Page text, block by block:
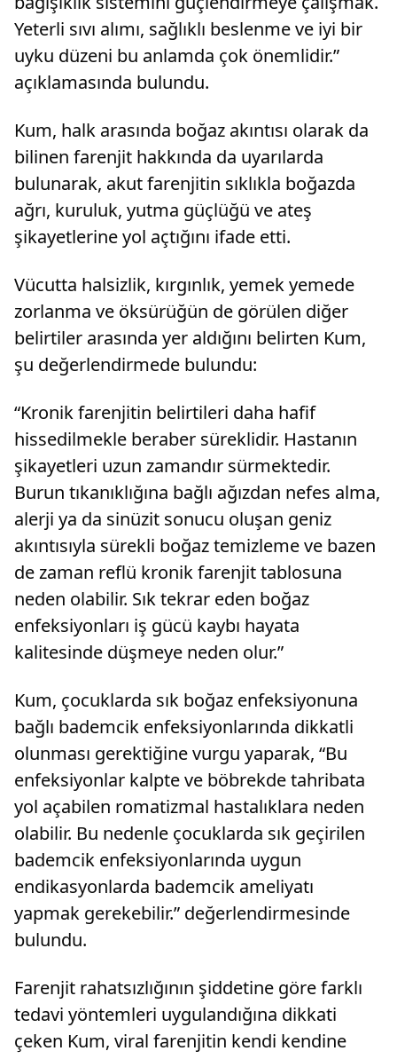
Yeterli sıvı alımı, sağlıklı beslenme ve iyi bir
uyku düzeni bu anlamda çok önemlidir.”
açıklamasında bulundu.
Kum, halk arasında boğaz akıntısı olarak da
bilinen farenjit hakkında da uyarılarda
bulunarak, akut farenjitin sıklıkla boğazda
ağrı, kuruluk, yutma güçlüğü ve ateş
şikayetlerine yol açtığını ifade etti.
Vücutta halsizlik, kırgınlık, yemek yemede
zorlanma ve öksürüğün de görülen diğer
belirtiler arasında yer aldığını belirten Kum,
şu değerlendirmede bulundu:
“Kronik farenjitin belirtileri daha hafif
hissedilmekle beraber süreklidir. Hastanın
şikayetleri uzun zamandır sürmektedir.
Burun tıkanıklığına bağlı ağızdan nefes alma,
alerji ya da sinüzit sonucu oluşan geniz
akıntısıyla sürekli boğaz temizleme ve bazen
de zaman reflü kronik farenjit tablosuna
neden olabilir. Sık tekrar eden boğaz
enfeksiyonları iş gücü kaybı hayata
kalitesinde düşmeye neden olur.”
Kum, çocuklarda sık boğaz enfeksiyonuna
bağlı bademcik enfeksiyonlarında dikkatli
olunması gerektiğine vurgu yaparak, “Bu
enfeksiyonlar kalpte ve böbrekde tahribata
yol açabilen romatizmal hastalıklara neden
olabilir. Bu nedenle çocuklarda sık geçirilen
bademcik enfeksiyonlarında uygun
endikasyonlarda bademcik ameliyatı
yapmak gerekebilir.” değerlendirmesinde
bulundu.
Farenjit rahatsızlığının şiddetine göre farklı
tedavi yöntemleri uygulandığına dikkati
çeken Kum, viral farenjitin kendi kendine